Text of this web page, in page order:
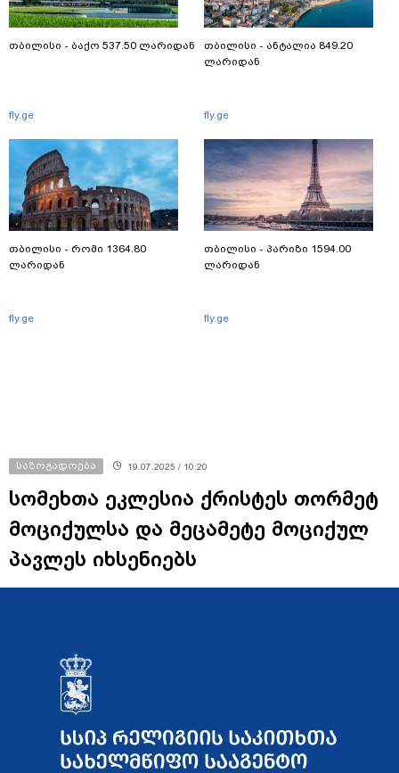
თბილისი - ბაქო 537.50 ლარიდან
fly.ge
თბილისი - რომი 1364.80
ლარიდან
fly.ge
თბილისი - ანტალია 849.20
ლარიდან
fly.ge
თბილისი - პარიზი 1594.00
ლარიდან
fly.ge
საზოგადოება 19.07.2025 / 10:20
სომეხთა ეკლესია ქრისტეს თორმეტ
მოციქულსა და მეცამეტე მოციქულ
პავლეს იხსენიებს